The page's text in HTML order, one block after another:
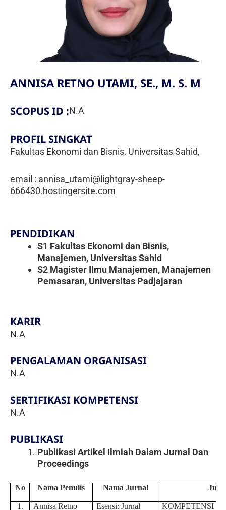
Teknik Lingkungan
Fakultas Teknologi Pangan & Kesehatan
Teknologi Pangan
Sekolah Pascasarjana
Doktoral Ilmu Komunikasi
Magister Hukum
Magister Manajemen Lingkungan
CETAK KTM INFO AKADEMIK
ALUMNI MBKM
Mon - Fri: 9:00 - 18:30
JadiUSAHID
People
ANNISA RETNO UTAMI, SE., M. S. M
SCOPUS ID :N.A
PROFIL SINGKAT
Fakultas Ekonomi dan Bisnis, Universitas Sahid,
email : annisa_utami@lightgray-sheep-
666430.hostingersite.com
PENDIDIKAN
S1 Fakultas Ekonomi dan Bisnis,
Manajemen, Universitas Sahid
S2 Magister Ilmu Manajemen, Manajemen
Pemasaran, Universitas Padjajaran
KARIR
N.A
PENGALAMAN ORGANISASI
N.A
SERTIFIKASI KOMPETENSI
N.A
PUBLIKASI
Publikasi Artikel Ilmiah Dalam Jurnal Dan
Proceedings
No Nama Penulis Nama Jurnal
1.
Annisa Retno
Esensi: Jurnal
KOMPETENSI